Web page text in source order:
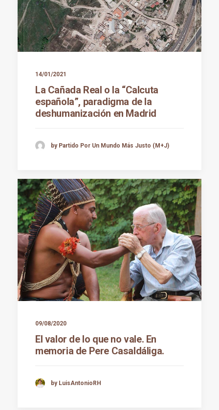
14/01/2021
La Cañada Real o la “Calcuta
española”, paradigma de la
deshumanización en Madrid
by Partido Por Un Mundo Más Justo (M+J)
09/08/2020
El valor de lo que no vale. En
memoria de Pere Casaldáliga.
by LuisAntonioRH